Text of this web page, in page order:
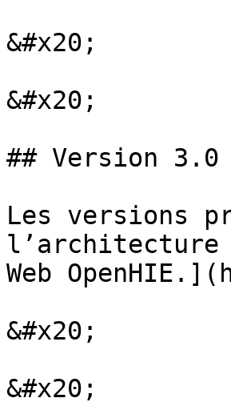
&#x20;
&#x20;
## Version 3.0
Les versions
l’architecture
Web
&#x20;
&#x20;